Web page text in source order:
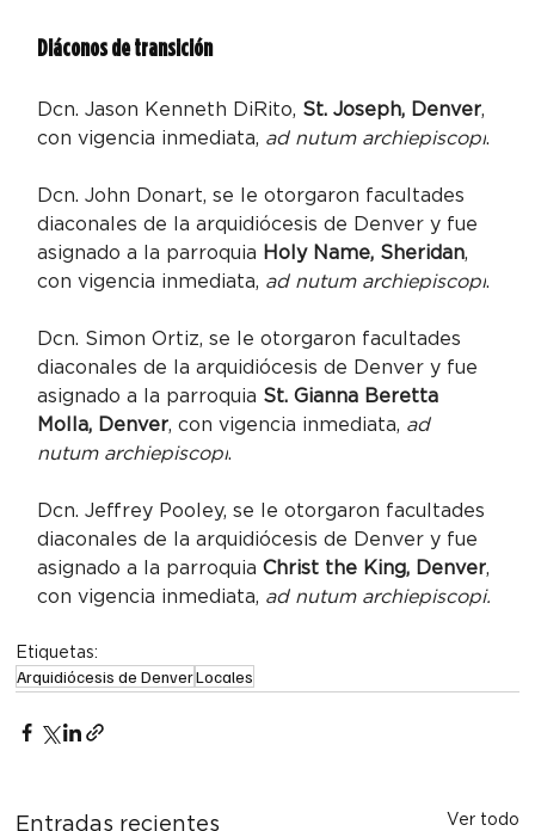
Diáconos de transición
Dcn. Jason Kenneth DiRito, St. Joseph, Denver,
con vigencia inmediata, ad nutum archiepiscopi.
Dcn. John Donart, se le otorgaron facultades
diaconales de la arquidiócesis de Denver y fue
asignado a la parroquia Holy Name, Sheridan,
con vigencia inmediata, ad nutum archiepiscopi.
Dcn. Simon Ortiz, se le otorgaron facultades
diaconales de la arquidiócesis de Denver y fue
asignado a la parroquia St. Gianna Beretta
Molla, Denver, con vigencia inmediata, ad
nutum archiepiscopi.
Dcn. Jeffrey Pooley, se le otorgaron facultades
diaconales de la arquidiócesis de Denver y fue
asignado a la parroquia Christ the King, Denver,
con vigencia inmediata, ad nutum archiepiscopi.
Etiquetas:
Arquidiócesis de DenverLocales
Entradas recientes Ver todo